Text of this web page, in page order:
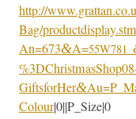
http://
Bag/
An=673&A=55W781_
GiftsforHer&
Colour|0||P_Size|0